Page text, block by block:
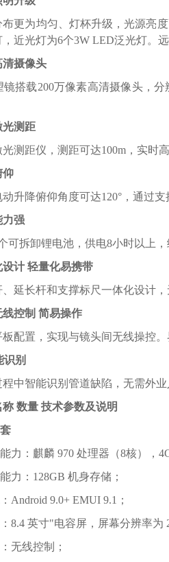
布更为均匀、灯杯升级，光源亮
近光灯为6个3W LED泛光灯。
清摄像头
镜搭载200万像素高清摄像头，
光测距
测距仪，测距可达100m，实时
仰
升降俯仰角度可达120°，通过
力强
可拆卸锂电池，供电8小时以上，
设计 轻量化易携带
延长杆和支撑标尺一体化设计
线控制 简易操作
配置，实现与镜头间无线操控
识别
中智能识别管道缺陷，无需外
数量 技术参数及说明
套
力：麒麟 970 处理器（8核），
力：128GB 机身存储；
Android 9.0+ EMUI 9.1；
8.4 英寸"电容屏，屏幕分辨率为
无线控制；